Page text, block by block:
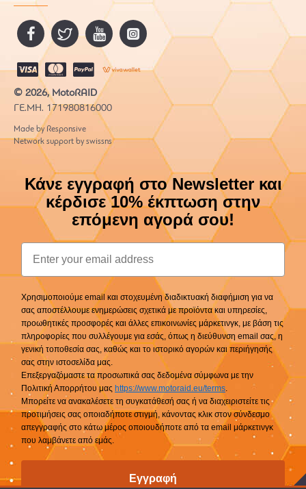
© 2026, MotoRAID
ΓΕ.ΜΗ. 171980816000
Made by Responsive
Network support by swissns
Κάνε εγγραφή στο Newsletter και
κέρδισε 10% έκπτωση στην
επόμενη αγορά σου!
Email
Χρησιμοποιούμε email και στοχευμένη διαδικτυακή διαφήμιση για να
σας αποστέλλουμε ενημερώσεις σχετικά με προϊόντα και υπηρεσίες,
προωθητικές προσφορές και άλλες επικοινωνίες μάρκετινγκ, με βάση τις
πληροφορίες που συλλέγουμε για εσάς, όπως η διεύθυνση email σας, η
γενική τοποθεσία σας, καθώς και το ιστορικό αγορών και περιήγησής
σας στην ιστοσελίδα μας.
Επεξεργαζόμαστε τα προσωπικά σας δεδομένα σύμφωνα με την
Πολιτική Απορρήτου μας https://www.motoraid.eu/terms.
Μπορείτε να ανακαλέσετε τη συγκατάθεσή σας ή να διαχειριστείτε τις
προτιμήσεις σας οποιαδήποτε στιγμή, κάνοντας κλικ στον σύνδεσμο
απεγγραφής στο κάτω μέρος οποιουδήποτε από τα email μάρκετινγκ
που λαμβάνετε από εμάς.
Εγγραφή